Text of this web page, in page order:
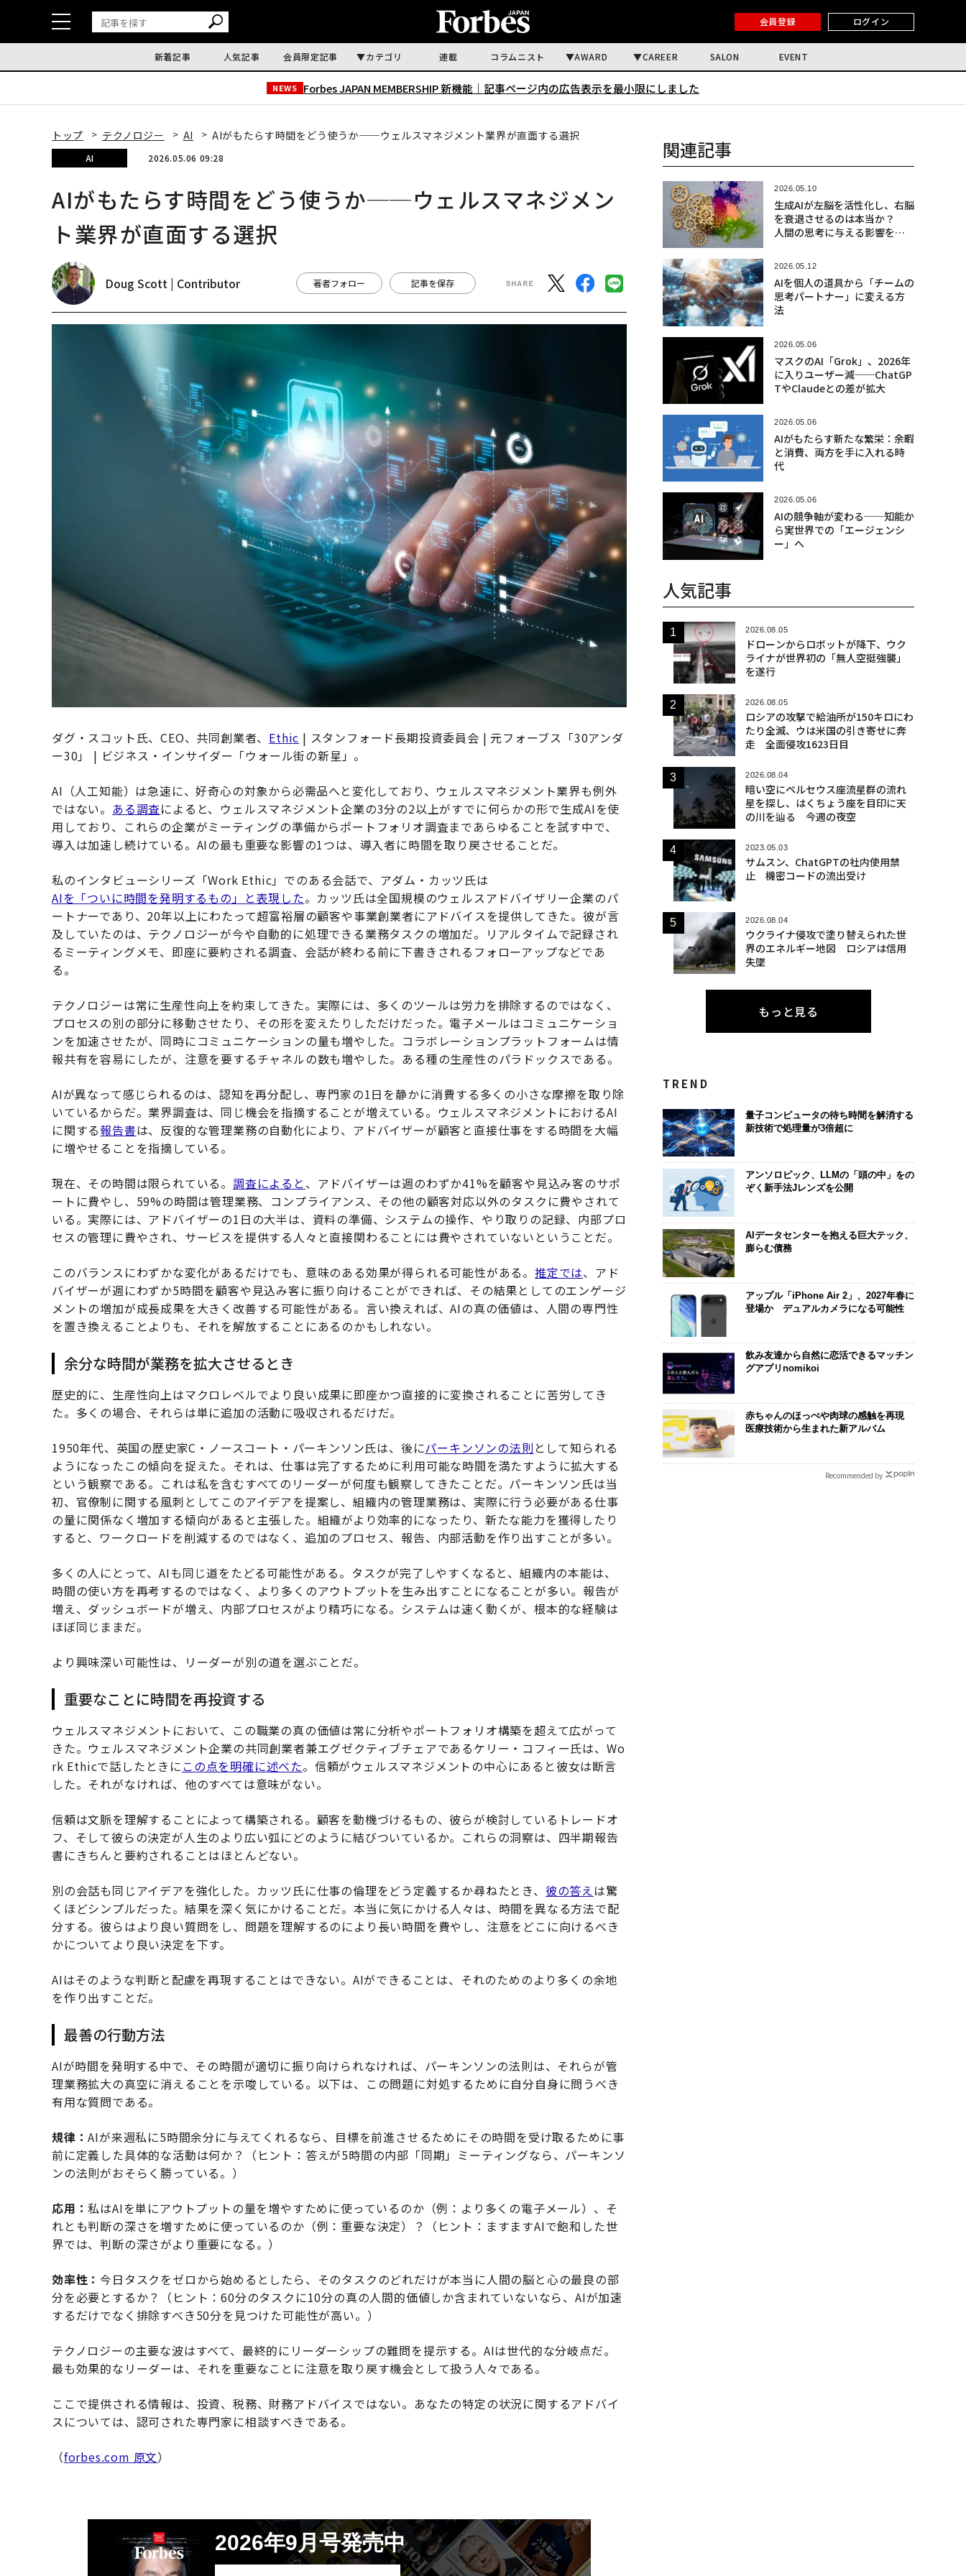
会員登録 ログイン
新着記事 人気記事 会員限定記事 カテゴリ 連載 コラムニスト AWARD CAREER SALON EVENT
NEWS Forbes JAPAN MEMBERSHIP 新機能｜ 記事ページ内の広告表示を最小限にしました
トップ テクノロジー AI AIがもたらす時間をどう使うか──ウェルスマネジメント業界が直面する選択
AI 2026.05.06 09:28
AIがもたらす時間をどう使うか──ウェルスマネジメン
ト業界が直面する選択
Doug Scott | Contributor 著者フォロー 記事を保存
ダグ・スコット氏、CEO、共同創業者、 Ethic | スタンフォード長期投資委員会 | 元フォーブス「30アンダ
ー30」 | ビジネス・インサイダー「ウォール街の新星」。
AI（人工知能）は急速に、好奇心の対象から必需品へと変化しており、ウェルスマネジメント業界も例外
ではない。 ある調査によると、ウェルスマネジメント企業の3分の2以上がすでに何らかの形で生成AIを使
用しており、これらの企業がミーティングの準備からポートフォリオ調査まであらゆることを試す中で、
導入は加速し続けている。AIの最も重要な影響の1つは、導入者に時間を取り戻させることだ。
私のインタビューシリーズ「Work Ethic」でのある会話で、アダム・カッツ氏は
AIを「ついに時間を発明するもの」と表現した。カッツ氏は全国規模のウェルスアドバイザリー企業のパ
ートナーであり、20年以上にわたって超富裕層の顧客や事業創業者にアドバイスを提供してきた。彼が言
及していたのは、テクノロジーが今や自動的に処理できる業務タスクの増加だ。リアルタイムで記録され
るミーティングメモ、即座に要約される調査、会話が終わる前に下書きされるフォローアップなどであ
る。
テクノロジーは常に生産性向上を約束してきた。実際には、多くのツールは労力を排除するのではなく、
プロセスの別の部分に移動させたり、その形を変えたりしただけだった。電子メールはコミュニケーショ
ンを加速させたが、同時にコミュニケーションの量も増やした。コラボレーションプラットフォームは情
報共有を容易にしたが、注意を要するチャネルの数も増やした。ある種の生産性のパラドックスである。
AIが異なって感じられるのは、認知を再分配し、専門家の1日を静かに消費する多くの小さな摩擦を取り除
いているからだ。業界調査は、同じ機会を指摘することが増えている。ウェルスマネジメントにおけるAI
に関する報告書は、反復的な管理業務の自動化により、アドバイザーが顧客と直接仕事をする時間を大幅
に増やせることを指摘している。
現在、その時間は限られている。 調査によると 、アドバイザーは週のわずか41%を顧客や見込み客のサポ
ートに費やし、59%の時間は管理業務、コンプライアンス、その他の顧客対応以外のタスクに費やされて
いる。実際には、アドバイザーの1日の大半は、資料の準備、システムの操作、やり取りの記録、内部プロ
セスの管理に費やされ、サービスを提供する人々と直接関わることには費やされていないということだ。
このバランスにわずかな変化があるだけでも、意味のある効果が得られる可能性がある。 推定では、アド
バイザーが週にわずか5時間を顧客や見込み客に振り向けることができれば、その結果としてのエンゲージ
メントの増加が成長成果を大きく改善する可能性がある。言い換えれば、AIの真の価値は、人間の専門性
を置き換えることよりも、それを解放することにあるのかもしれない。
余分な時間が業務を拡大させるとき
歴史的に、生産性向上はマクロレベルでより良い成果に即座かつ直接的に変換されることに苦労してき
た。多くの場合、それらは単に追加の活動に吸収されるだけだ。
1950年代、英国の歴史家C・ノースコート・パーキンソン氏は、後にパーキンソンの法則 として知られる
ようになったこの傾向を捉えた。それは、仕事は完了するために利用可能な時間を満たすように拡大する
という観察である。これは私を含むすべてのリーダーが何度も観察してきたことだ。パーキンソン氏は当
初、官僚制に関する風刺としてこのアイデアを提案し、組織内の管理業務は、実際に行う必要がある仕事
の量に関係なく増加する傾向があると主張した。組織がより効率的になったり、新たな能力を獲得したり
すると、ワークロードを削減するのではなく、追加のプロセス、報告、内部活動を作り出すことが多い。
多くの人にとって、AIも同じ道をたどる可能性がある。タスクが完了しやすくなると、組織内の本能は、
時間の使い方を再考するのではなく、より多くのアウトプットを生み出すことになることが多い。報告が
増え、ダッシュボードが増え、内部プロセスがより精巧になる。システムは速く動くが、根本的な経験は
ほぼ同じままだ。
より興味深い可能性は、リーダーが別の道を選ぶことだ。
重要なことに時間を再投資する
ウェルスマネジメントにおいて、この職業の真の価値は常に分析やポートフォリオ構築を超えて広がって
きた。ウェルスマネジメント企業の共同創業者兼エグゼクティブチェアであるケリー・コフィー氏は、Wo
rk Ethicで話したときにこの点を明確に述べた。信頼がウェルスマネジメントの中心にあると彼女は断言
した。それがなければ、他のすべては意味がない。
信頼は文脈を理解することによって構築される。顧客を動機づけるもの、彼らが検討しているトレードオ
フ、そして彼らの決定が人生のより広い弧にどのように結びついているか。これらの洞察は、四半期報告
書にきちんと要約されることはほとんどない。
別の会話も同じアイデアを強化した。カッツ氏に仕事の倫理をどう定義するか尋ねたとき、 彼の答えは驚
くほどシンプルだった。結果を深く気にかけることだ。本当に気にかける人々は、時間を異なる方法で配
分する。彼らはより良い質問をし、問題を理解するのにより長い時間を費やし、注意をどこに向けるべき
かについてより良い決定を下す。
AIはそのような判断と配慮を再現することはできない。AIができることは、それのためのより多くの余地
を作り出すことだ。
最善の行動方法
AIが時間を発明する中で、その時間が適切に振り向けられなければ、パーキンソンの法則は、それらが管
理業務拡大の真空に消えることを示唆している。以下は、この問題に対処するために自分自身に問うべき
有用な質問である。
規律：AIが来週私に5時間余分に与えてくれるなら、目標を前進させるためにその時間を受け取るために事
前に定義した具体的な活動は何か？（ヒント：答えが5時間の内部「同期」ミーティングなら、パーキンソ
ンの法則がおそらく勝っている。）
応用：私はAIを単にアウトプットの量を増やすために使っているのか（例：より多くの電子メール）、そ
れとも判断の深さを増すために使っているのか（例：重要な決定）？（ヒント：ますますAIで飽和した世
界では、判断の深さがより重要になる。）
効率性：今日タスクをゼロから始めるとしたら、そのタスクのどれだけが本当に人間の脳と心の最良の部
分を必要とするか？（ヒント：60分のタスクに10分の真の人間的価値しか含まれていないなら、AIが加速
するだけでなく排除すべき50分を見つけた可能性が高い。）
テクノロジーの主要な波はすべて、最終的にリーダーシップの難問を提示する。AIは世代的な分岐点だ。
最も効果的なリーダーは、それを重要なことに注意を取り戻す機会として扱う人々である。
ここで提供される情報は、投資、税務、財務アドバイスではない。あなたの特定の状況に関するアドバイ
スについては、認可された専門家に相談すべきである。
（forbes.com 原文）
2026年9月号発売中
関連記事
2026.05.10
生成AIが左脳を活性化し、右脳
を衰退させるのは本当か？
人間の思考に与える影響を探
2026.05.12
AIを個人の道具から「チームの
思考パートナー」に変える方
法
2026.05.06
マスクのAI「Grok」、2026年
に入りユーザー減──ChatGP
TやClaudeとの差が拡大
2026.05.06
AIがもたらす新たな繁栄：余暇
と消費、両方を手に入れる時
代
2026.05.06
AIの競争軸が変わる──知能か
ら実世界での「エージェンシ
ー」へ
人気記事
2026.08.05
ドローンからロボットが降下、ウク
ライナが世界初の「無人空挺強襲」
を遂行
2026.08.05
ロシアの攻撃で給油所が150キロにわ
たり全滅、ウは米国の引き寄せに奔
走 全面侵攻1623日目
2026.08.04
暗い空にペルセウス座流星群の流れ
星を探し、はくちょう座を目印に天
の川を辿る 今週の夜空
2023.05.03
サムスン、ChatGPTの社内使用禁
止 機密コードの流出受け
2026.08.04
ウクライナ侵攻で塗り替えられた世
界のエネルギー地図 ロシアは信用
失墜
もっと見る
TREND
量子コンピュータの待ち時間を解消する
新技術で処理量が3倍超に
アンソロピック、LLMの「頭の中」をの
ぞく新手法Jレンズを公開
AIデータセンターを抱える巨大テック、
膨らむ債務
アップル「iPhone Air 2」、2027年春に
登場か デュアルカメラになる可能性
飲み友達から自然に恋活できるマッチン
グアプリnomikoi
赤ちゃんのほっぺや肉球の感触を再現
医療技術から生まれた新アルバム
Recommended by